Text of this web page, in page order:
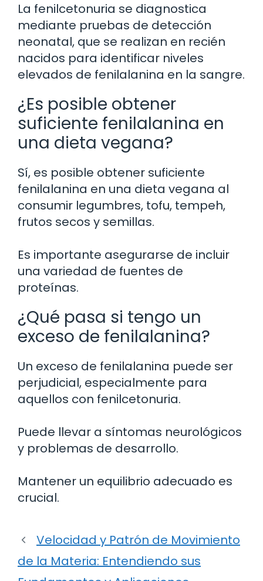
La fenilcetonuria se diagnostica
mediante pruebas de detección
neonatal, que se realizan en recién
nacidos para identificar niveles
elevados de fenilalanina en la sangre.
¿Es posible obtener
suficiente fenilalanina en
una dieta vegana?
Sí, es posible obtener suficiente
fenilalanina en una dieta vegana al
consumir legumbres, tofu, tempeh,
frutos secos y semillas.
Es importante asegurarse de incluir
una variedad de fuentes de
proteínas.
¿Qué pasa si tengo un
exceso de fenilalanina?
Un exceso de fenilalanina puede ser
perjudicial, especialmente para
aquellos con fenilcetonuria.
Puede llevar a síntomas neurológicos
y problemas de desarrollo.
Mantener un equilibrio adecuado es
crucial.
Velocidad y Patrón de Movimiento
de la Materia: Entendiendo sus